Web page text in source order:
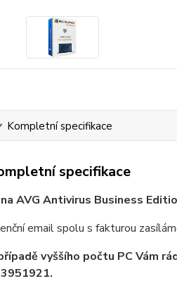
Kompletní specifikace
specifikace
AVG Antivirus Business
email spolu s fakturou
vyššího počtu PC Vám